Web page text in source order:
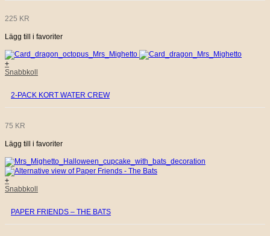
225 KR
Lägg till i favoriter
+
Snabbkoll
2-PACK KORT WATER CREW
75 KR
Lägg till i favoriter
+
Snabbkoll
PAPER FRIENDS – THE BATS